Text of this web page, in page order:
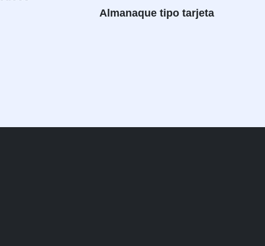
Almanaque tipo tarjeta